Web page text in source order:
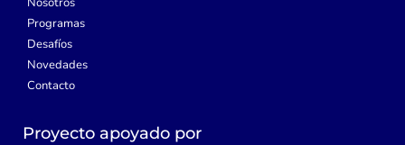
Programas
Desafíos
Novedades
Contacto
Proyecto apoyado por